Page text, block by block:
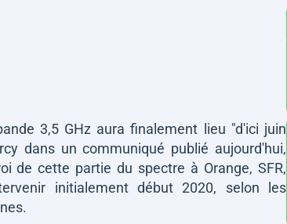
3,5 GHz aura finalement lieu "d'ici juin
dans un communiqué publié aujourd'hui,
de cette partie du spectre à Orange, SFR,
initialement début 2020, selon les